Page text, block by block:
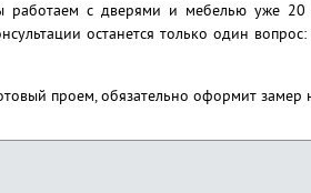
работаем с дверями и мебелью уже
останется только один
проем, обязательно оформит замер